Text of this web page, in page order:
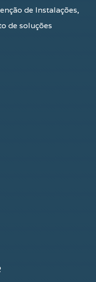
de Instalações,
de soluções